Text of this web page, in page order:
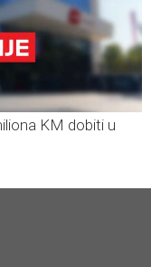
KM dobiti u